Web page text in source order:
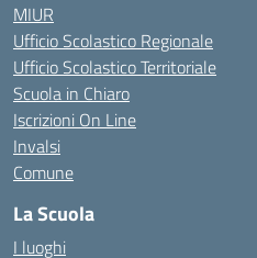
MIUR
Ufficio Scolastico Regionale
Ufficio Scolastico Territoriale
Scuola in Chiaro
Iscrizioni On Line
Invalsi
Comune
La Scuola
I luoghi